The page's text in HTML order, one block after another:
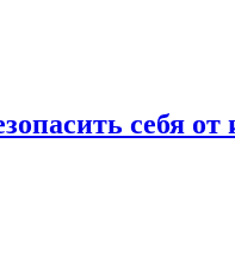
себя